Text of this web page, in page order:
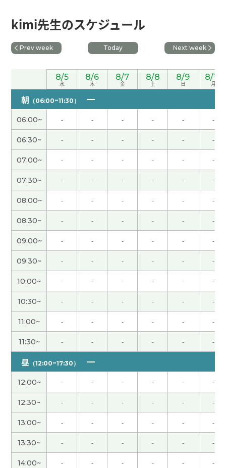
辛苦了～。下节课见。( 50代 男性 )
我高中的时候最喜欢的科目就是物理学。如果那时
候有具备当前功能的电脑，物理学模拟进行起来更
有趣。下节课见。( 50代 男性 )
今天很热。阳光非常强。出门有中暑的危险。下次
见吧。( 男性 )
周末愉快！下节课见。
能够了解“三道茶”的寓意，让我受益匪浅。下节课
见。
我想更加努力地学习，能够多说话。谢谢老师，下
次见。
辛苦了～。下节课见。 ( 50代 男性 )
我属于运动后容易长肌肉的体质，一游泳上半身就
会变壮。因此，体重增加导致跑步变得吃力，这让
我很烦恼。下节课见。( 50代 男性 )
今天辛苦了～。祝你周末愉快！ ( 50代 男性 )
八月末我打算又跟中国朋友一起去长野县三天两夜
的登山。下节课见。
辛苦了～，下节课见。
发音很容易理解，这太好了。
我非常喜欢上了“借钱见人心，还钱见人品”这句
话。以后我也打算用一用。下节课见！( 50代 男性 )
kimi先生のスケジュール
Prev week Today Next week
8/5
水
8/6
木
8/7
金
8/8
土
8/9
日
8/10
月
朝 （06:00~11:30）
06:00~ - - - - - -
06:30~ - - - - - -
07:00~ - - - - - -
07:30~ - - - - - -
08:00~ - - - - - -
08:30~ - - - - - -
09:00~ - - - - - -
09:30~ - - - - - -
10:00~ - - - - - -
10:30~ - - - - - -
11:00~ - - - - - -
11:30~ - - - - - -
昼 （12:00~17:30）
12:00~ - - - - - -
12:30~ - - - - - -
13:00~ - - - - - -
13:30~ - - - - - -
14:00~ - - - - - -